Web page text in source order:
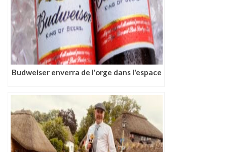
Budweiser enverra de l'orge dans l'espace